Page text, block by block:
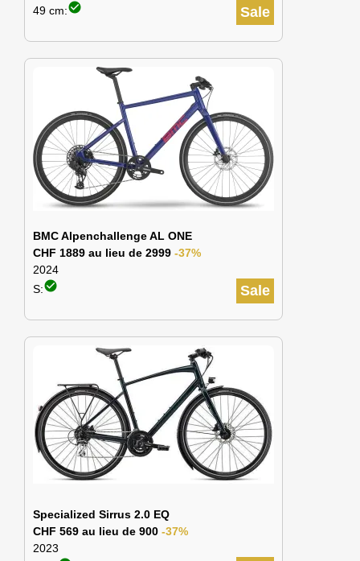
Sale
49 cm:check_circle
BMC Alpenchallenge AL ONE
CHF 1889 au lieu de 2999 -37%
2024
Sale
S:check_circle
Specialized Sirrus 2.0 EQ
CHF 569 au lieu de 900 -37%
2023